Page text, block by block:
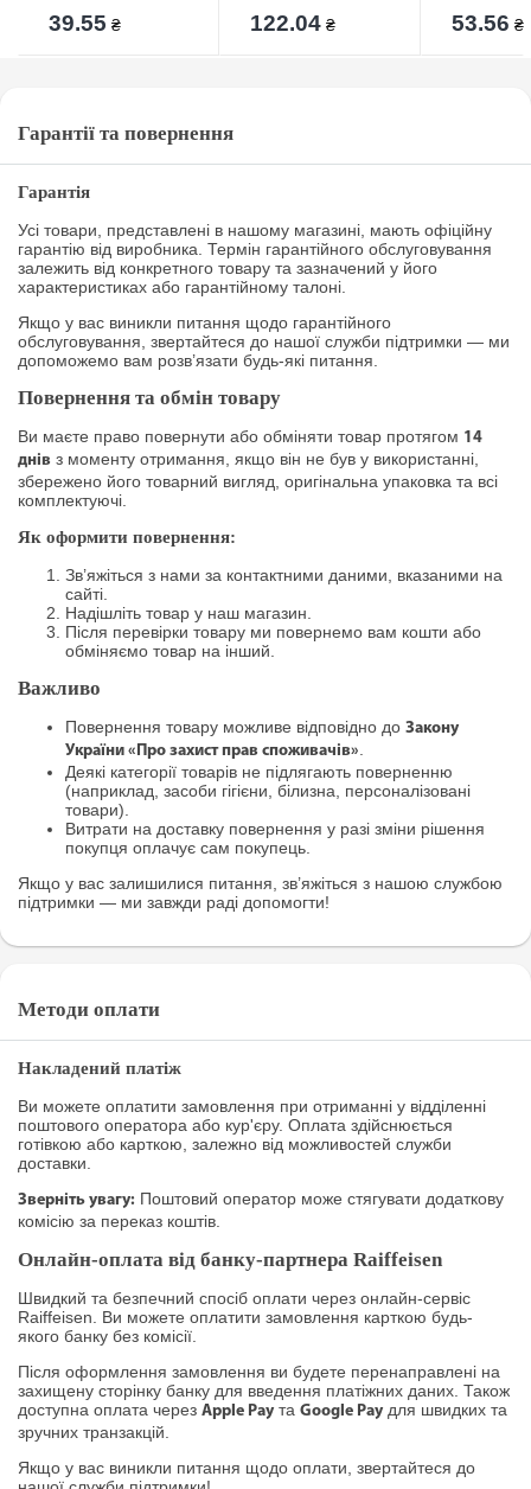
39.55 ₴ 122.04 ₴ 53.56 ₴
Гарантії та повернення
Гарантія
Усі товари, представлені в нашому магазині, мають офіційну
гарантію від виробника. Термін гарантійного обслуговування
залежить від конкретного товару та зазначений у його
характеристиках або гарантійному талоні.
Якщо у вас виникли питання щодо гарантійного
обслуговування, звертайтеся до нашої служби підтримки — ми
допоможемо вам розв’язати будь-які питання.
Повернення та обмін товару
Ви маєте право повернути або обміняти товар протягом 14
днів з моменту отримання, якщо він не був у використанні,
збережено його товарний вигляд, оригінальна упаковка та всі
комплектуючі.
Як оформити повернення:
Зв’яжіться з нами за контактними даними, вказаними на
сайті.
Надішліть товар у наш магазин.
Після перевірки товару ми повернемо вам кошти або
обміняємо товар на інший.
Важливо
Повернення товару можливе відповідно до Закону
України «Про захист прав споживачів».
Деякі категорії товарів не підлягають поверненню
(наприклад, засоби гігієни, білизна, персоналізовані
товари).
Витрати на доставку повернення у разі зміни рішення
покупця оплачує сам покупець.
Якщо у вас залишилися питання, зв’яжіться з нашою службою
підтримки — ми завжди раді допомогти!
Методи оплати
Накладений платіж
Ви можете оплатити замовлення при отриманні у відділенні
поштового оператора або кур'єру. Оплата здійснюється
готівкою або карткою, залежно від можливостей служби
доставки.
Зверніть увагу: Поштовий оператор може стягувати додаткову
комісію за переказ коштів.
Онлайн-оплата від банку-партнера Raiffeisen
Швидкий та безпечний спосіб оплати через онлайн-сервіс
Raiffeisen. Ви можете оплатити замовлення карткою будь-
якого банку без комісії.
Після оформлення замовлення ви будете перенаправлені на
захищену сторінку банку для введення платіжних даних. Також
доступна оплата через Apple Pay та Google Pay для швидких та
зручних транзакцій.
Якщо у вас виникли питання щодо оплати, звертайтеся до